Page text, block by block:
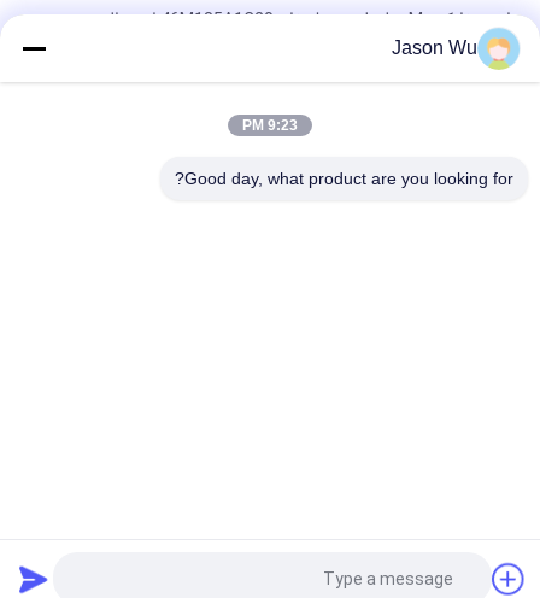
إيتون فايكرز M سلسلة محرك فان 46M185A1C20 استبدال
312072-3 استبدال
T6E-066-1R00-C1 مضخات الفان وأجزاء مصنوعة في الصين تناسب
Jason Wu
9:23 PM
Good day, what product are you looking for?